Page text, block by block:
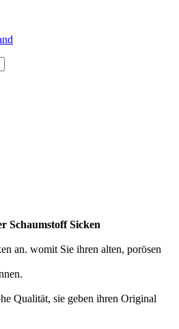
Schaumstoff Sicken
an. womit Sie ihren alten, porösen
Qualität, sie geben ihren Original